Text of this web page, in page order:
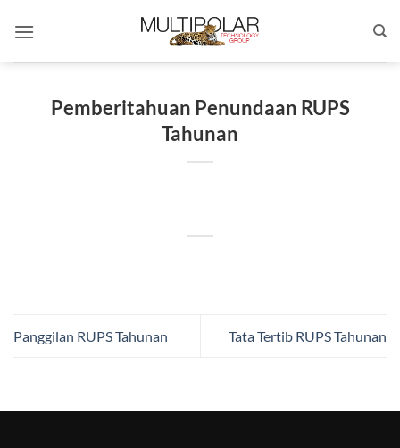
Pemberitahuan Penundaan RUPS
Tahunan
Panggilan RUPS Tahunan Tata Tertib RUPS Tahunan